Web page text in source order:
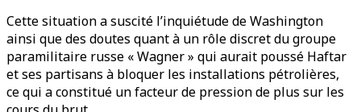
Cette situation a suscité l’inquiétude de Washington
ainsi que des doutes quant à un rôle discret du groupe
paramilitaire russe « Wagner » qui aurait poussé Haftar
et ses partisans à bloquer les installations pétrolières,
ce qui a constitué un facteur de pression de plus sur les